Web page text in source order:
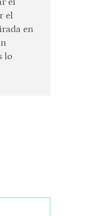
el
en
lo